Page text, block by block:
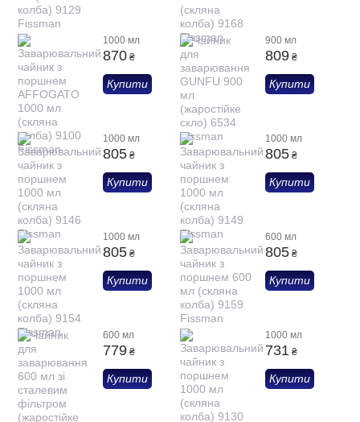
1000 мл
870 ₴
Купити
900 мл
809 ₴
Купити
1000 мл
805 ₴
Купити
1000 мл
805 ₴
Купити
1000 мл
805 ₴
Купити
600 мл
805 ₴
Купити
600 мл
779 ₴
Купити
1000 мл
731 ₴
Купити